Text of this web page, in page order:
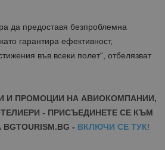
да предоставя безпроблемна
гарантира ефективност,
във всеки полет“, отбелязват
И ПРОМОЦИИ НА АВИОКОМПАНИИ,
- ПРИСЪЕДИНЕТЕ СЕ КЪМ
- ВКЛЮЧИ СЕ ТУК!